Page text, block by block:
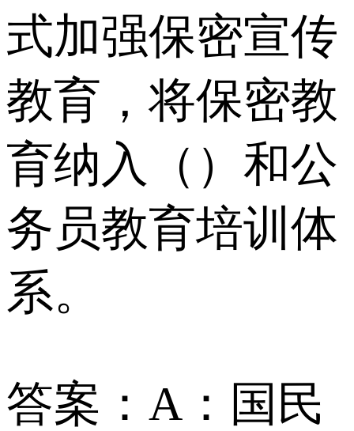
式加强保密宣传
教育，将保密教
育纳入（）和公
务员教育培训体
系。
答案：A：国民